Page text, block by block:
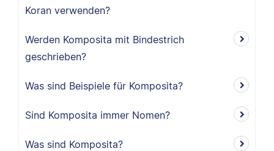
Koran verwenden?
Werden Komposita mit Bindestrich
geschrieben?
Was sind Beispiele für Komposita?
Sind Komposita immer Nomen?
Was sind Komposita?